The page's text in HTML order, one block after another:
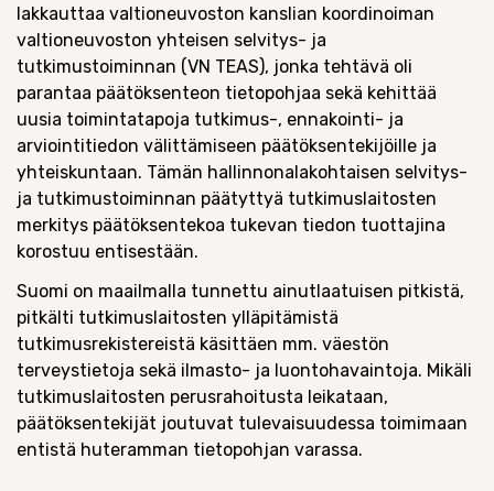
lakkauttaa valtioneuvoston kanslian koordinoiman
valtioneuvoston yhteisen selvitys- ja
tutkimustoiminnan (VN TEAS), jonka tehtävä oli
parantaa päätöksenteon tietopohjaa sekä kehittää
uusia toimintatapoja tutkimus-, ennakointi- ja
arviointitiedon välittämiseen päätöksentekijöille ja
yhteiskuntaan. Tämän hallinnonalakohtaisen selvitys-
ja tutkimustoiminnan päätyttyä tutkimuslaitosten
merkitys päätöksentekoa tukevan tiedon tuottajina
korostuu entisestään.
Suomi on maailmalla tunnettu ainutlaatuisen pitkistä,
pitkälti tutkimuslaitosten ylläpitämistä
tutkimusrekistereistä käsittäen mm. väestön
terveystietoja sekä ilmasto- ja luontohavaintoja. Mikäli
tutkimuslaitosten perusrahoitusta leikataan,
päätöksentekijät joutuvat tulevaisuudessa toimimaan
entistä huteramman tietopohjan varassa.